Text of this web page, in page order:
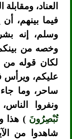
العناد،
فيما بينهم،
وسلم، إنه
وخصه من
لكان قوله من
عليكم، ويرأس
ساحر، وما
ونفروا
تُبْصِرُونَ) هذا
شاهدوا من